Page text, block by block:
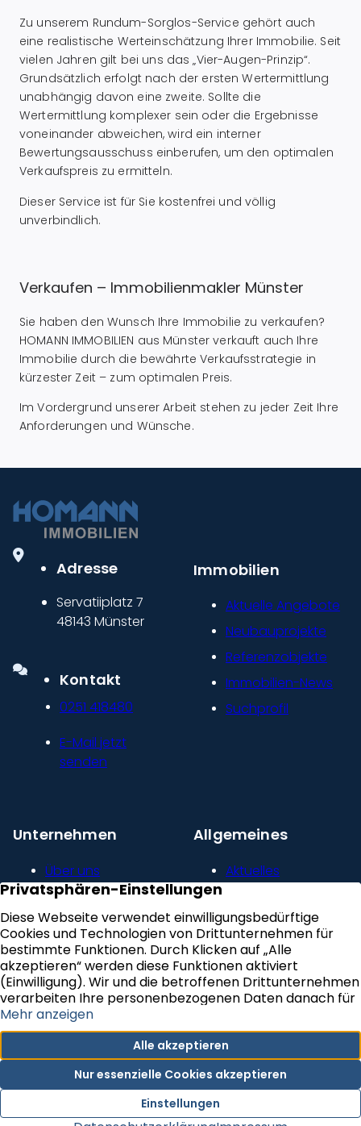
Zu unserem Rundum-Sorglos-Service gehört auch
eine realistische Werteinschätzung Ihrer Immobilie. Seit
vielen Jahren gilt bei uns das „Vier-Augen-Prinzip“.
Grundsätzlich erfolgt nach der ersten Wertermittlung
unabhängig davon eine zweite. Sollte die
Wertermittlung komplexer sein oder die Ergebnisse
voneinander abweichen, wird ein interner
Bewertungsausschuss einberufen, um den optimalen
Verkaufspreis zu ermitteln.
Dieser Service ist für Sie kostenfrei und völlig
unverbindlich.
Verkaufen – Immobilienmakler Münster
Sie haben den Wunsch Ihre Immobilie zu verkaufen?
HOMANN IMMOBILIEN aus Münster verkauft auch Ihre
Immobilie durch die bewährte Verkaufsstrategie in
kürzester Zeit – zum optimalen Preis.
Im Vordergrund unserer Arbeit stehen zu jeder Zeit Ihre
Anforderungen und Wünsche.
Adresse
Servatiiplatz 7
48143 Münster
Kontakt
0251 418480
E-Mail jetzt
senden
Immobilien
Aktuelle Angebote
Neubauprojekte
Referenzobjekte
Immobilien-News
Suchprofil
Unternehmen
Über uns
Unser Leitbild
Presse und
Newsroom
Kundenstimmen
Karriere
Allgemeines
Aktuelles
Impressum
Datenschutz
Erklärung zur
Barrierefreiheit
VERTRAG WIDERRUFEN Newsletter Abonnieren
Cookie-Einstellungen